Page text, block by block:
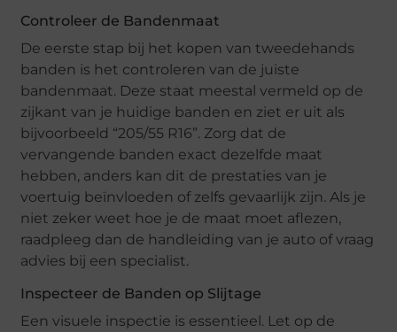
Controleer de Bandenmaat
De eerste stap bij het kopen van tweedehands
banden is het controleren van de juiste
bandenmaat. Deze staat meestal vermeld op de
zijkant van je huidige banden en ziet er uit als
bijvoorbeeld “205/55 R16”. Zorg dat de
vervangende banden exact dezelfde maat
hebben, anders kan dit de prestaties van je
voertuig beïnvloeden of zelfs gevaarlijk zijn. Als je
niet zeker weet hoe je de maat moet aflezen,
raadpleeg dan de handleiding van je auto of vraag
advies bij een specialist.
Inspecteer de Banden op Slijtage
Een visuele inspectie is essentieel. Let op de